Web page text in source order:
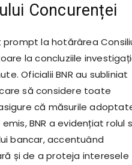
Concurenței
prompt la hotărârea
la concluziile
Oficialii BNR au subliniat
să considere toate
că măsurile
BNR a evidențiat rolul
bancar, accentuând
și de a proteja interesele